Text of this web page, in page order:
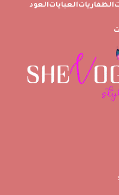
الظفارياتالعباياتالعود